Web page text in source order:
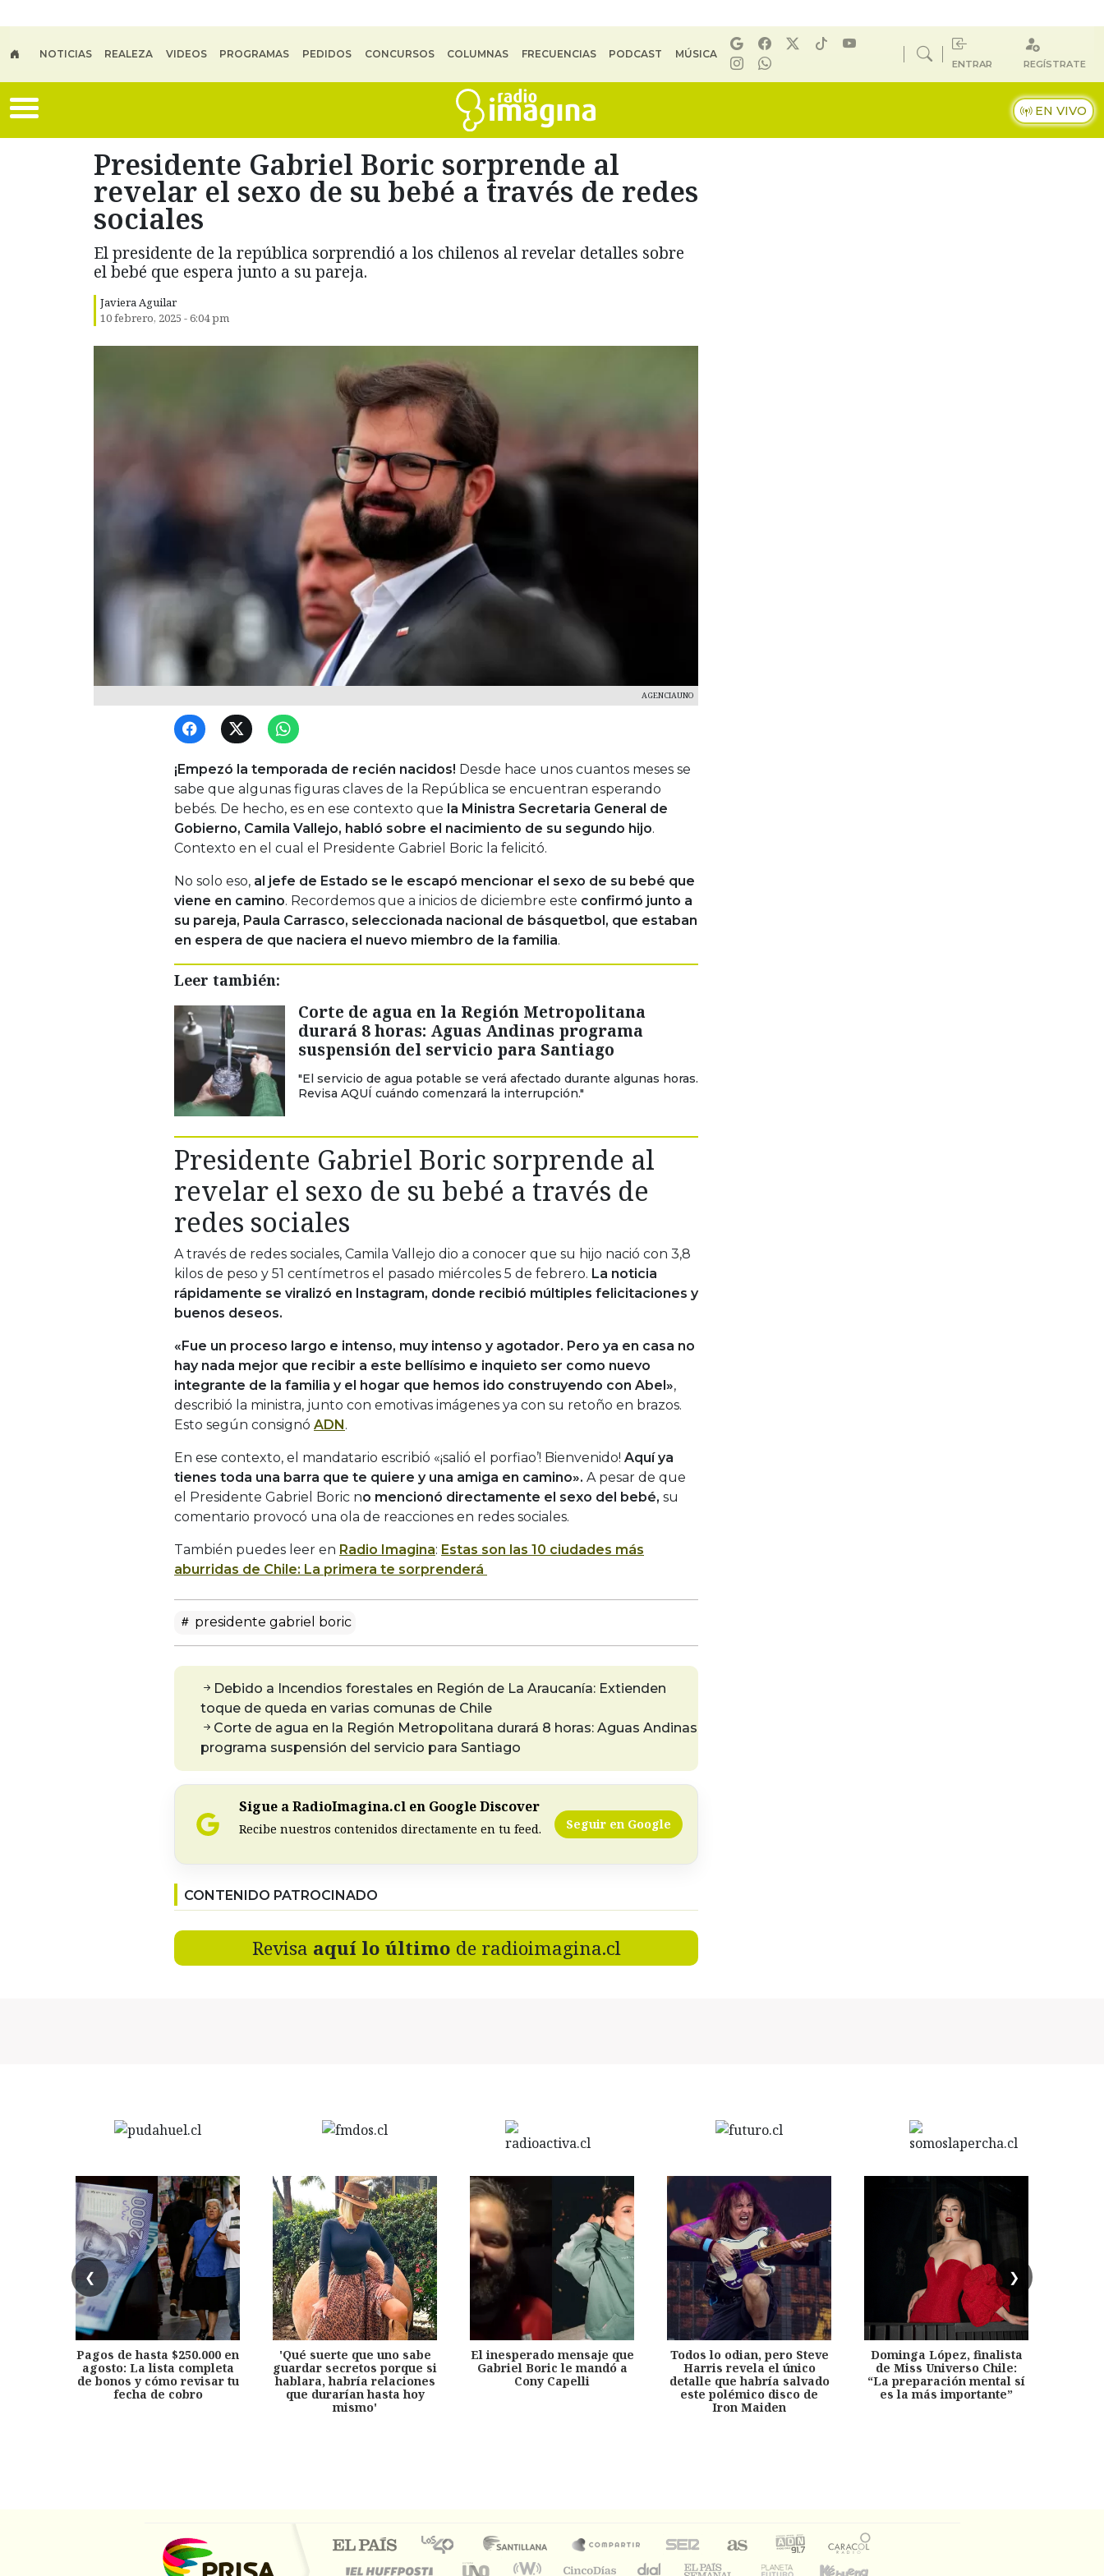
NOTICIAS REALEZA VIDEOS PROGRAMAS PEDIDOS CONCURSOS COLUMNAS FRECUENCIAS PODCAST MÚSICA
ENTRAR REGÍSTRATE
EN VIVO
Presidente Gabriel Boric sorprende al
revelar el sexo de su bebé a través de redes
sociales
El presidente de la república sorprendió a los chilenos al revelar detalles sobre
el bebé que espera junto a su pareja.
Javiera Aguilar
10 febrero, 2025 - 6:04 pm
AGENCIAUNO
¡Empezó la temporada de recién nacidos! Desde hace unos cuantos meses se
sabe que algunas figuras claves de la República se encuentran esperando
bebés. De hecho, es en ese contexto que la Ministra Secretaria General de
Gobierno, Camila Vallejo, habló sobre el nacimiento de su segundo hijo.
Contexto en el cual el Presidente Gabriel Boric la felicitó.
No solo eso, al jefe de Estado se le escapó mencionar el sexo de su bebé que
viene en camino. Recordemos que a inicios de diciembre este confirmó junto a
su pareja, Paula Carrasco, seleccionada nacional de básquetbol, que estaban
en espera de que naciera el nuevo miembro de la familia.
Leer también:
Corte de agua en la Región Metropolitana
durará 8 horas: Aguas Andinas programa
suspensión del servicio para Santiago
"El servicio de agua potable se verá afectado durante algunas horas.
Revisa AQUÍ cuándo comenzará la interrupción."
Presidente Gabriel Boric sorprende al
revelar el sexo de su bebé a través de
redes sociales
A través de redes sociales, Camila Vallejo dio a conocer que su hijo nació con 3,8
kilos de peso y 51 centímetros el pasado miércoles 5 de febrero. La noticia
rápidamente se viralizó en Instagram, donde recibió múltiples felicitaciones y
buenos deseos.
«Fue un proceso largo e intenso, muy intenso y agotador. Pero ya en casa no
hay nada mejor que recibir a este bellísimo e inquieto ser como nuevo
integrante de la familia y el hogar que hemos ido construyendo con Abel»,
describió la ministra, junto con emotivas imágenes ya con su retoño en brazos.
Esto según consignó ADN.
En ese contexto, el mandatario escribió «¡salió el porfiao’! Bienvenido! Aquí ya
tienes toda una barra que te quiere y una amiga en camino». A pesar de que
el Presidente Gabriel Boric no mencionó directamente el sexo del bebé, su
comentario provocó una ola de reacciones en redes sociales.
También puedes leer en Radio Imagina: Estas son las 10 ciudades más
aburridas de Chile: La primera te sorprenderá
presidente gabriel boric
Debido a Incendios forestales en Región de La Araucanía: Extienden
toque de queda en varias comunas de Chile
Corte de agua en la Región Metropolitana durará 8 horas: Aguas Andinas
programa suspensión del servicio para Santiago
Sigue a RadioImagina.cl en Google Discover
Recibe nuestros contenidos directamente en tu feed. Seguir en Google
CONTENIDO PATROCINADO
Revisa aquí lo último de radioimagina.cl
❮ ❯
Pagos de hasta $250.000 en
agosto: La lista completa
de bonos y cómo revisar tu
fecha de cobro
'Qué suerte que uno sabe
guardar secretos porque si
hablara, habría relaciones
que durarían hasta hoy
mismo'
El inesperado mensaje que
Gabriel Boric le mandó a
Cony Capelli
Todos lo odian, pero Steve
Harris revela el único
detalle que habría salvado
este polémico disco de
Iron Maiden
Dominga López, finalista
de Miss Universo Chile:
“La preparación mental sí
es la más importante”